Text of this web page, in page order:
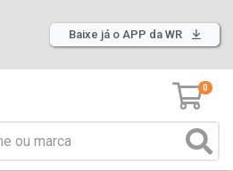
Baixe já o APP da WR
0